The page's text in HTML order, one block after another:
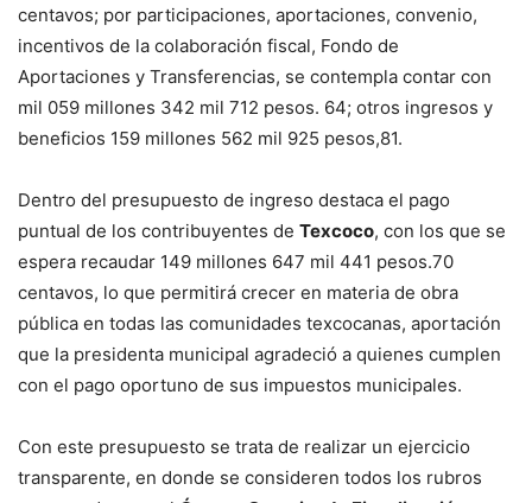
centavos; por participaciones, aportaciones, convenio,
incentivos de la colaboración fiscal, Fondo de
Aportaciones y Transferencias, se contempla contar con
mil 059 millones 342 mil 712 pesos. 64; otros ingresos y
beneficios 159 millones 562 mil 925 pesos,81.
Dentro del presupuesto de ingreso destaca el pago
puntual de los contribuyentes de Texcoco, con los que se
espera recaudar 149 millones 647 mil 441 pesos.70
centavos, lo que permitirá crecer en materia de obra
pública en todas las comunidades texcocanas, aportación
que la presidenta municipal agradeció a quienes cumplen
con el pago oportuno de sus impuestos municipales.
Con este presupuesto se trata de realizar un ejercicio
transparente, en donde se consideren todos los rubros